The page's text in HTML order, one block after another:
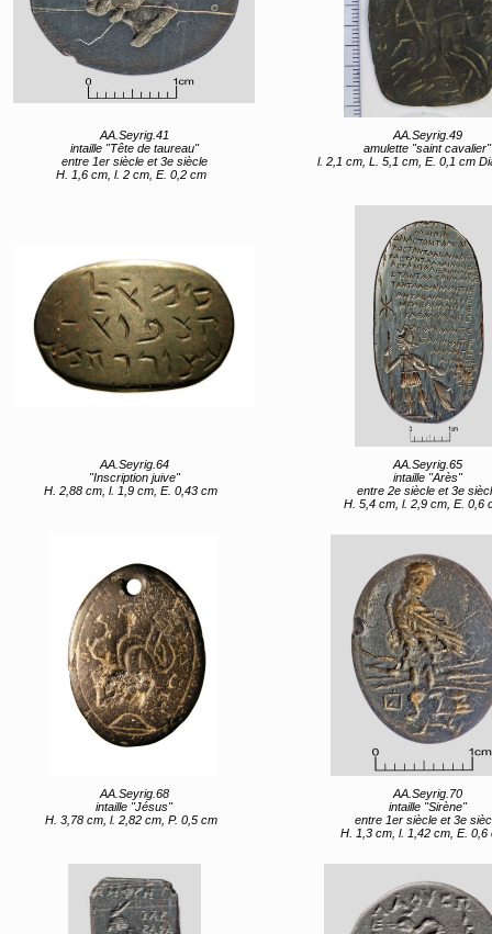
AA.Seyrig.41
intaille "Tête de taureau"
entre 1er siècle et 3e siècle
H. 1,6 cm, l. 2 cm, E. 0,2 cm
AA.Seyrig.49
amulette "saint cavalier"
l. 2,1 cm, L. 5,1 cm, E. 0,1 cm Diam. de la
AA.Seyrig.64
"Inscription juive"
H. 2,88 cm, l. 1,9 cm, E. 0,43 cm
AA.Seyrig.65
intaille "Arès"
entre 2e siècle et 3e
H. 5,4 cm, l. 2,9 cm, E. 0,6
AA.Seyrig.68
intaille "Jésus"
H. 3,78 cm, l. 2,82 cm, P. 0,5 cm
AA.Seyrig.70
intaille "Sirène"
entre 1er siècle et 3e
H. 1,3 cm, l. 1,42 cm, E. 0,6